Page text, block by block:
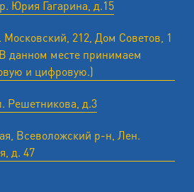
Юрия Гагарина, д.15
212, Дом Советов, 1
данном месте принимаем
и цифровую.)
Решетникова, д.3
Всеволожский р-н, Лен.
д. 47